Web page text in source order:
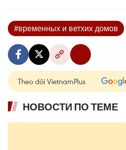
#временных и ветхих домов
Theo dõi VietnamPlus
НОВОСТИ ПО ТЕМЕ